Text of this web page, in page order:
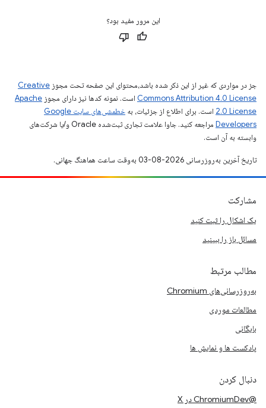
این مرور مفید بود؟
جز در مواردی که غیر از این ذکر شده باشد،‌محتوای این صفحه تحت مجوز Creative
Commons Attribution 4.0 License است. نمونه کدها نیز دارای مجوز Apache
2.0 License است. برای اطلاع از جزئیات، به
خطمشی‌های سایت Google
Developers‏
مراجعه کنید. جاوا علامت تجاری ثبت‌شده Oracle و/یا شرکت‌های
وابسته به آن است.
تاریخ آخرین به‌روزرسانی 2026-08-03 به‌وقت ساعت هماهنگ جهانی.
مشارکت
یک اشکال را ثبت کنید
مسائل باز را ببینید
مطالب مرتبط
به‌روزرسانی‌های Chromium
مطالعات موردی
بایگانی
پادکست ها و نمایش ها
دنبال کردن
@ChromiumDev در X